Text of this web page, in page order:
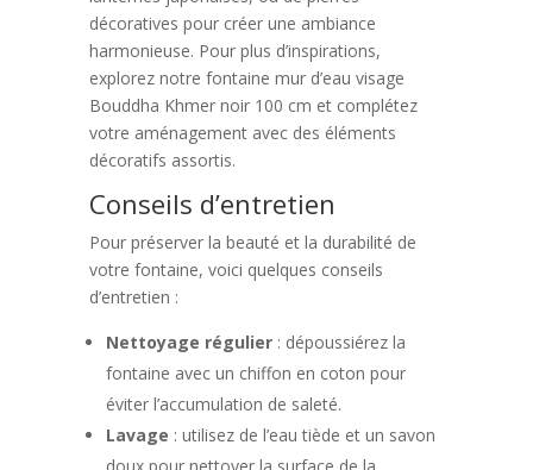
décoratives pour créer une ambiance
harmonieuse. Pour plus d’inspirations,
explorez notre fontaine mur d’eau visage
Bouddha Khmer noir 100 cm et complétez
votre aménagement avec des éléments
décoratifs assortis.
Conseils d’entretien
Pour préserver la beauté et la durabilité de
votre fontaine, voici quelques conseils
d’entretien :
Nettoyage régulier: dépoussiérez la
fontaine avec un chiffon en coton pour
éviter l’accumulation de saleté.
Lavage : utilisez de l’eau tiède et un savon